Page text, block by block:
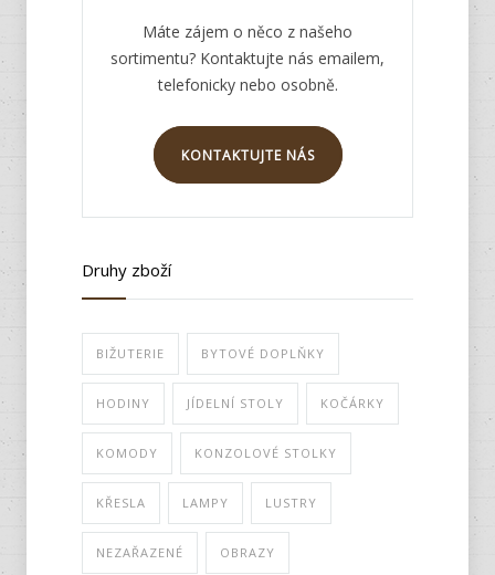
Máte zájem o něco z našeho
sortimentu? Kontaktujte nás emailem,
telefonicky nebo osobně.
KONTAKTUJTE NÁS
Druhy zboží
BIŽUTERIE BYTOVÉ DOPLŇKY
HODINY JÍDELNÍ STOLY KOČÁRKY
KOMODY KONZOLOVÉ STOLKY
KŘESLA LAMPY LUSTRY
NEZAŘAZENÉ OBRAZY